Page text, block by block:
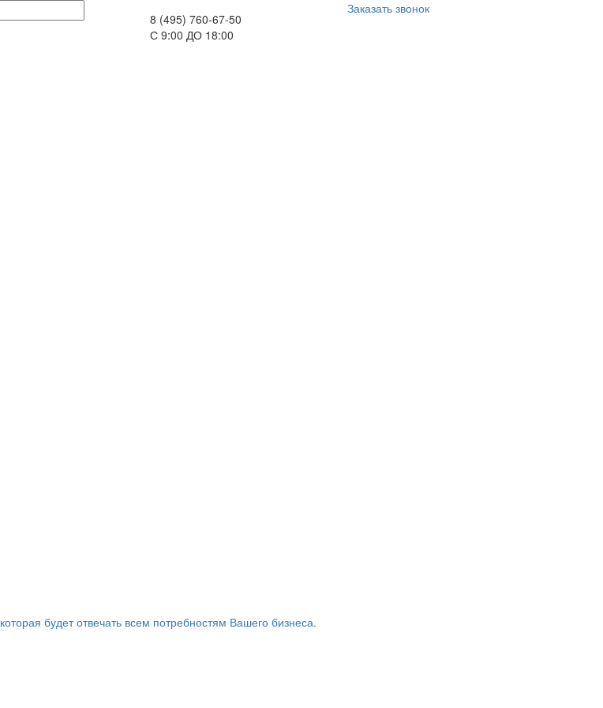
8 (495) 760-67-50
С 9:00 ДО 18:00
Заказать звонок
будет отвечать всем потребностям Вашего бизнеса.